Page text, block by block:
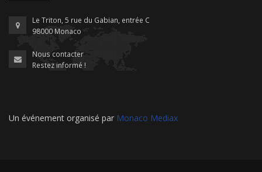
Le Triton, 5 rue du Gabian, entrée C
98000 Monaco
Nous contacter
Restez informé !
Un événement organisé par Monaco Mediax